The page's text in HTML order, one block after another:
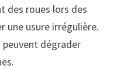
des roues lors des
une usure irrégulière.
dégrader